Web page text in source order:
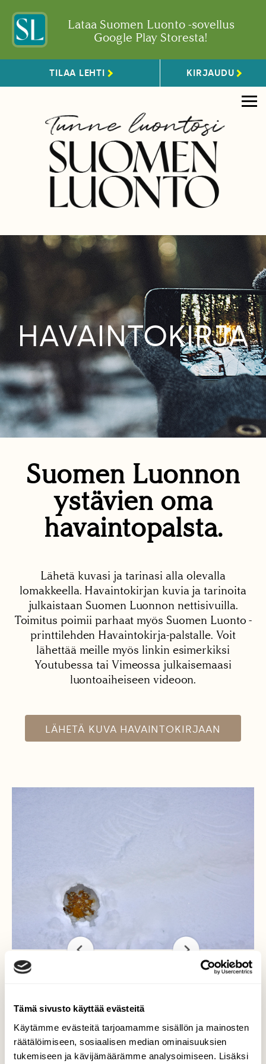
Tämä sivusto käyttää evästeitä
Käytämme evästeitä tarjoamamme sisällön ja mainosten
räätälöimiseen, sosiaalisen median ominaisuuksien
tukemiseen ja kävijämäärämme analysoimiseen. Lisäksi
Lataa Suomen Luonto -sovellus
Google Play Storesta!
TILAA LEHTI KIRJAUDU
HAVAINTOKIRJA
Suomen Luonnon
ystävien oma
havaintopalsta.
Lähetä kuvasi ja tarinasi alla olevalla
lomakkeella. Havaintokirjan kuvia ja tarinoita
julkaistaan Suomen Luonnon nettisivuilla.
Toimitus poimii parhaat myös Suomen Luonto -
printtilehden Havaintokirja-palstalle. Voit
lähettää meille myös linkin esimerkiksi
Youtubessa tai Vimeossa julkaisemaasi
luontoaiheiseen videoon.
LÄHETÄ KUVA HAVAINTOKIRJAAN
Pyyn lumikieppi
Pyy oli mennyt lumen sisään aivan
hiihtoladun viereen. Se oli lujahermoinen
pysyen piilossaan kun hiihdin ohi. Se lähti